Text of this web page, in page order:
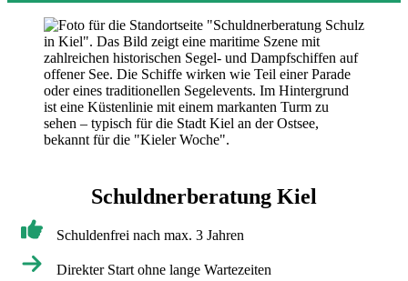
Schuldnerberatung Kiel
Schuldenfrei nach max. 3 Jahren
Direkter Start ohne lange Wartezeiten